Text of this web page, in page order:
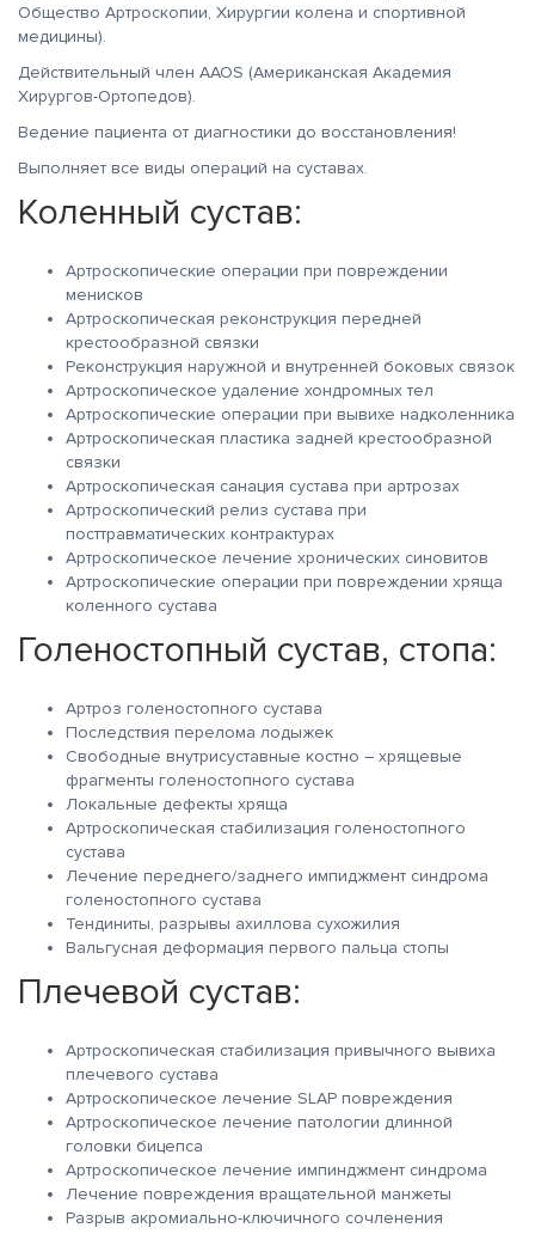
Общество Артроскопии, Хирургии колена и спортивной
медицины).
Действительный член AAOS (Американская Академия
Хирургов-Ортопедов).
Ведение пациента от диагностики до восстановления!
Выполняет все виды операций на суставах.
Коленный сустав:
Артроскопические операции при повреждении
менисков
Артроскопическая реконструкция передней
крестообразной связки
Реконструкция наружной и внутренней боковых связок
Артроскопическое удаление хондромных тел
Артроскопические операции при вывихе надколенника
Артроскопическая пластика задней крестообразной
связки
Артроскопическая санация сустава при артрозах
Артроскопический релиз сустава при
посттравматических контрактурах
Артроскопическое лечение хронических синовитов
Артроскопические операции при повреждении хряща
коленного сустава
Голеностопный сустав, стопа:
Артроз голеностопного сустава
Последствия перелома лодыжек
Свободные внутрисуставные костно – хрящевые
фрагменты голеностопного сустава
Локальные дефекты хряща
Артроскопическая стабилизация голеностопного
сустава
Лечение переднего/заднего импиджмент синдрома
голеностопного сустава
Тендиниты, разрывы ахиллова сухожилия
Вальгусная деформация первого пальца стопы
Плечевой сустав:
Артроскопическая стабилизация привычного вывиха
плечевого сустава
Артроскопическое лечение SLAP повреждения
Артроскопическое лечение патологии длинной
головки бицепса
Артроскопическое лечение импинджмент синдрома
Лечение повреждения вращательной манжеты
Разрыв акромиально-ключичного сочленения